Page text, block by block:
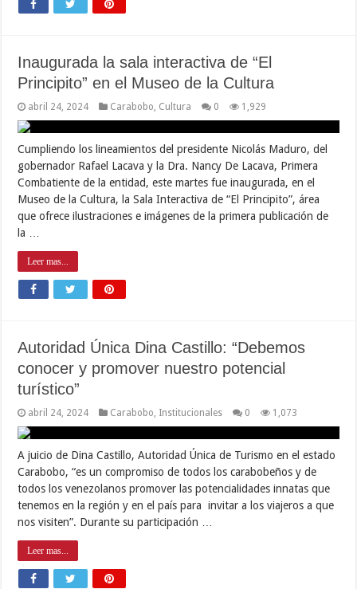
Inaugurada la sala interactiva de “El
Principito” en el Museo de la Cultura
abril 24, 2024 Carabobo, Cultura 0 1,929
Cumpliendo los lineamientos del presidente Nicolás Maduro, del
gobernador Rafael Lacava y la Dra. Nancy De Lacava, Primera
Combatiente de la entidad, este martes fue inaugurada, en el
Museo de la Cultura, la Sala Interactiva de “El Principito”, área
que ofrece ilustraciones e imágenes de la primera publicación de
la …
Leer mas...
Autoridad Única Dina Castillo: “Debemos
conocer y promover nuestro potencial
turístico”
abril 24, 2024 Carabobo, Institucionales 0 1,073
A juicio de Dina Castillo, Autoridad Única de Turismo en el estado
Carabobo, “es un compromiso de todos los carabobeños y de
todos los venezolanos promover las potencialidades innatas que
tenemos en la región y en el país para invitar a los viajeros a que
nos visiten”. Durante su participación …
Leer mas...